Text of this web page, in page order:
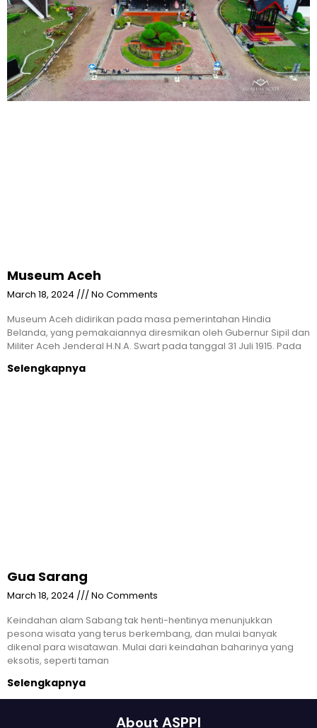
Museum Aceh
March 18, 2024
No Comments
Museum Aceh didirikan pada masa pemerintahan Hindia
Belanda, yang pemakaiannya diresmikan oleh Gubernur Sipil dan
Militer Aceh Jenderal H.N.A. Swart pada tanggal 31 Juli 1915. Pada
Selengkapnya
Gua Sarang
March 18, 2024
No Comments
Keindahan alam Sabang tak henti-hentinya menunjukkan
pesona wisata yang terus berkembang, dan mulai banyak
dikenal para wisatawan. Mulai dari keindahan baharinya yang
eksotis, seperti taman
Selengkapnya
About ASPPI